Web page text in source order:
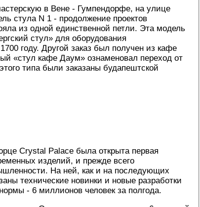
в Вене - Гумпендорфе, на улице
стула N 1 - продолжение проектов
из одной единственной петли. Эта модель
стул» для оборудования
году. Другой заказ был получен из кафе
«стул кафе Даум» ознаменовал переход от
типа были заказаны будапештской
Crystal Palace была открыта первая
изделий, и прежде всего
На ней, как и на последующих
технические новинки и новые разработки
- 6 миллионов человек за полгода.